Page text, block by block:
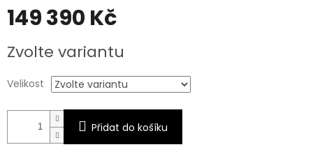
149 390 Kč
cena:
Zvolte variantu
Velikost
Přidat do košíku